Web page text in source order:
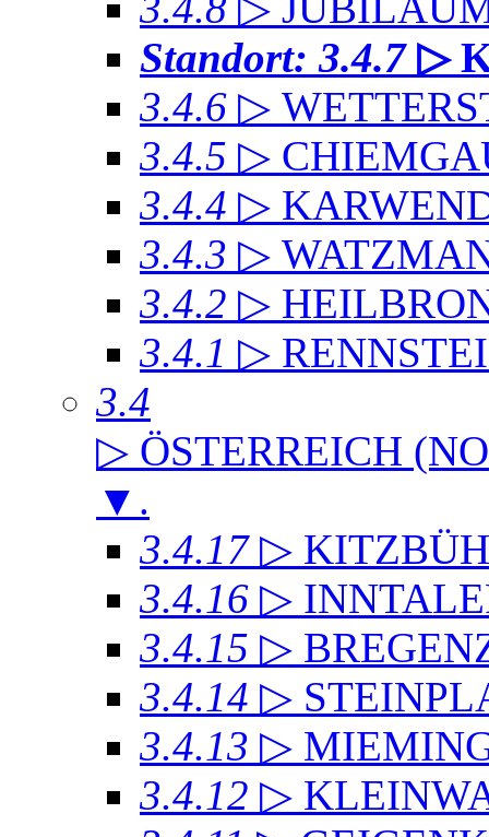
Standort: 3.4.7 ▷
3.4.6 ▷
3.4.5 ▷
3.4.4 ▷
3.4.3 ▷
3.4.2 ▷
3.4.1 ▷
3.4
▷ ÖSTERREICH
▼ .
3.4.17 ▷
3.4.16 ▷
3.4.15 ▷
3.4.14 ▷
3.4.13 ▷
3.4.12 ▷